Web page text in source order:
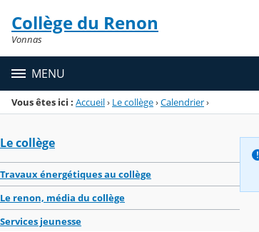
Menu de la rubrique
Contenu
Collège du Renon
Vonnas
MENU
Vous êtes ici : Accueil› Le collège›Calendrier›
Le collège
Travaux énergétiques au collège
Le renon, média du collège
Services jeunesse